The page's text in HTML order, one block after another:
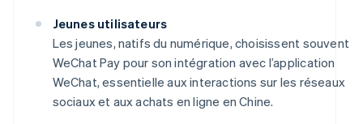
Jeunes utilisateurs
Les jeunes, natifs du numérique, choisissent souvent
WeChat Pay pour son intégration avec l’application
WeChat, essentielle aux interactions sur les réseaux
sociaux et aux achats en ligne en Chine.